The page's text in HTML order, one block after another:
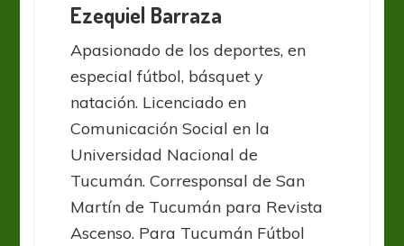
Ezequiel Barraza
Apasionado de los deportes, en
especial fútbol, básquet y
natación. Licenciado en
Comunicación Social en la
Universidad Nacional de
Tucumán. Corresponsal de San
Martín de Tucumán para Revista
Ascenso. Para Tucumán Fútbol